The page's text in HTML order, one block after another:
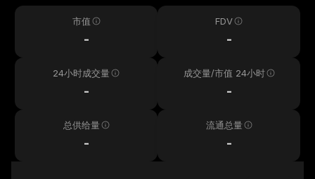
市值
-
FDV
-
24小时成交量
-
成交量/市值 24小时
-
总供给量
-
流通总量
-